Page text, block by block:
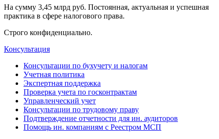
На сумму 3,45 млрд руб. Постоянная, актуальная и успешная
практика в сфере налогового права.
Строго конфиденциально.
Консультация
Консультации по бухучету и налогам
Учетная политика
Экспертная поддержка
Проверка учета по госконтрактам
Управленческий учет
Консультации по трудовому праву
Подтверждение отчетности для ин. аудиторов
Помощь ин. компаниям с Реестром МСП